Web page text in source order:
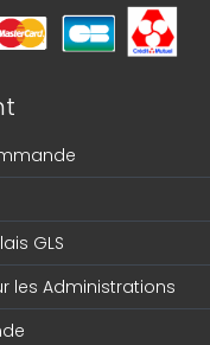
GLS
les Administrations